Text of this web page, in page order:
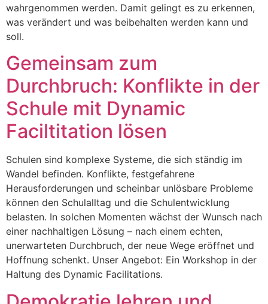
wahrgenommen werden. Damit gelingt es zu erkennen,
was verändert und was beibehalten werden kann und
soll.
Gemeinsam zum
Durchbruch: Konflikte in der
Schule mit Dynamic
Faciltitation lösen
Schulen sind komplexe Systeme, die sich ständig im
Wandel befinden. Konflikte, festgefahrene
Herausforderungen und scheinbar unlösbare Probleme
können den Schulalltag und die Schulentwicklung
belasten. In solchen Momenten wächst der Wunsch nach
einer nachhaltigen Lösung – nach einem echten,
unerwarteten Durchbruch, der neue Wege eröffnet und
Hoffnung schenkt. Unser Angebot: Ein Workshop in der
Haltung des Dynamic Facilitations.